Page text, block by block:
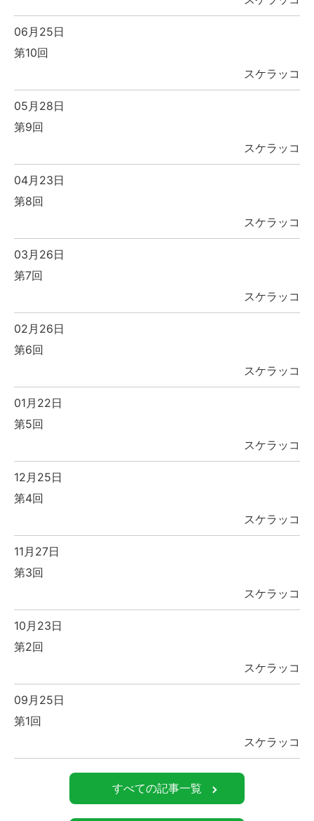
06月25日
第10回
スケラッコ
05月28日
第9回
スケラッコ
04月23日
第8回
スケラッコ
03月26日
第7回
スケラッコ
02月26日
第6回
スケラッコ
01月22日
第5回
スケラッコ
12月25日
第4回
スケラッコ
11月27日
第3回
スケラッコ
10月23日
第2回
スケラッコ
09月25日
第1回
スケラッコ
すべての記事一覧